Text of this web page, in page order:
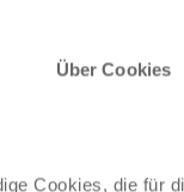
Über Cookies
Cookies, die für
den Akku zu
unproblematisch
Wir freuen uns